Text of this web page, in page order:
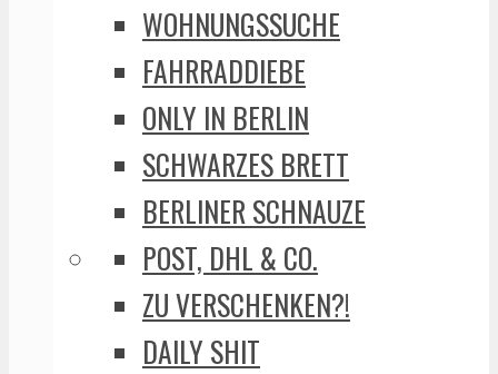
WOHNUNGSSUCHE
FAHRRADDIEBE
ONLY IN BERLIN
SCHWARZES BRETT
BERLINER SCHNAUZE
POST, DHL & CO.
ZU VERSCHENKEN?!
DAILY SHIT